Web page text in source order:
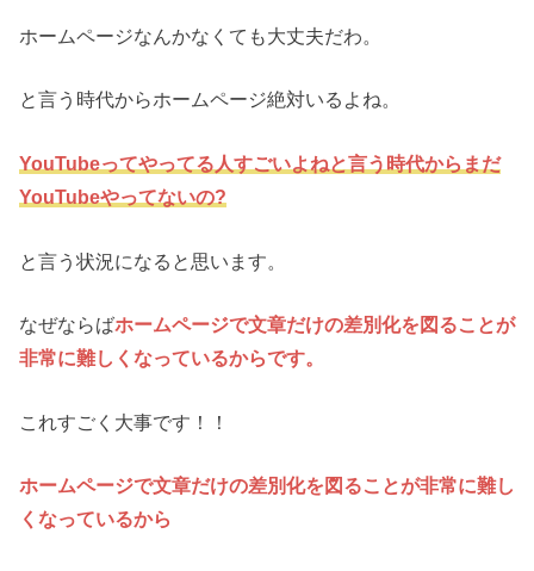
ホームページなんかなくても大丈夫だわ。
と言う時代からホームページ絶対いるよね。
YouTubeってやってる人すごいよねと言う時代からまだ
YouTubeやってないの?
と言う状況になると思います。
なぜならばホームページで文章だけの差別化を図ることが
非常に難しくなっているからです。
これすごく大事です！！
ホームページで文章だけの差別化を図ることが非常に難し
くなっているから